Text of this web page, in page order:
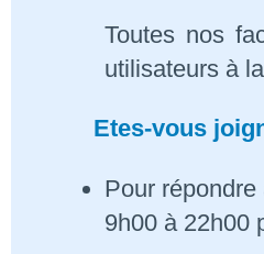
Toutes nos
utilisateurs à
Etes-vous
Pour
9h00 à 22h00